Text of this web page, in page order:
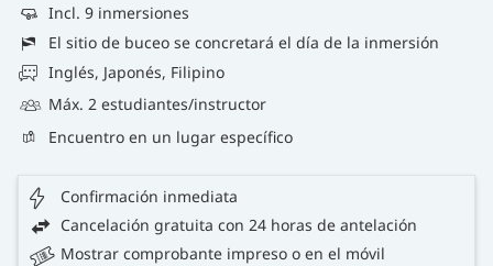
Incl. 9 inmersiones
El sitio de buceo se concretará el día de la inmersión
Inglés, Japonés, Filipino
Máx. 2 estudiantes/instructor
Encuentro en un lugar específico
Confirmación inmediata
Cancelación gratuita con 24 horas de antelación
Mostrar comprobante impreso o en el móvil